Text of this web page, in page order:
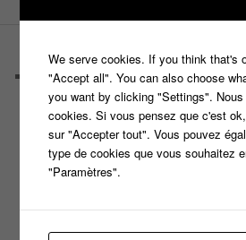
PAGES
Castings
C’est quoi un casteur ?
C’est quoi un directeur de casting ?
Harry
Motus
Slam
Tous les castings
We serve cookies. If you think that's
"Accept all". You can also choose
you want by clicking "Settings".
cookies. Si vous pensez que c'est
sur "Accepter tout". Vous pouvez
type de cookies que vous souhaitez
"Paramètres".